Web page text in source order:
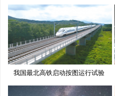
奖
我国最北高铁启动按图运行试验